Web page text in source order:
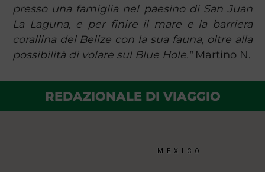
presso una famiglia nel paesino di San Juan
La Laguna, e per finire il mare e la barriera
corallina del Belize con la sua fauna, oltre alla
possibilità di volare sul Blue Hole."Martino N.
REDAZIONALE DI VIAGGIO